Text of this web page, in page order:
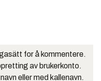
for å kommentere.
av brukerkonto.
eller med kallenavn.